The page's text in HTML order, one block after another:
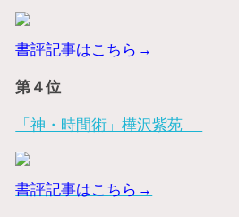
書評記事はこちら→
第４位
「神・時間術」樺沢紫苑
書評記事はこちら→